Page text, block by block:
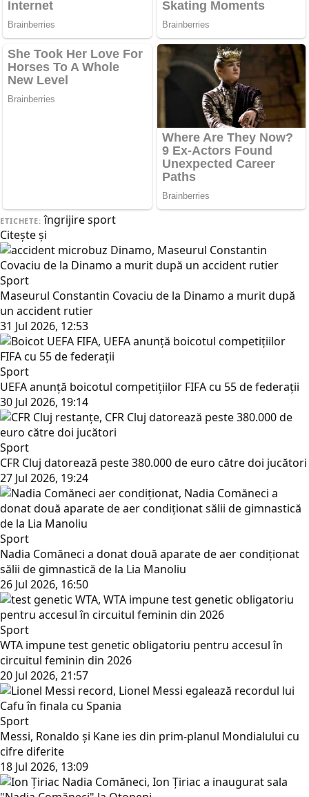
ETICHETE: îngrijiresport
Citește și
Sport
Maseurul Constantin Covaciu de la Dinamo a murit după
un accident rutier
31 Jul 2026, 12:53
Sport
UEFA anunță boicotul competițiilor FIFA cu 55 de federații
30 Jul 2026, 19:14
Sport
CFR Cluj datorează peste 380.000 de euro către doi jucători
27 Jul 2026, 19:24
Sport
Nadia Comăneci a donat două aparate de aer condiționat
sălii de gimnastică de la Lia Manoliu
26 Jul 2026, 16:50
Sport
WTA impune test genetic obligatoriu pentru accesul în
circuitul feminin din 2026
20 Jul 2026, 21:57
Sport
Messi, Ronaldo și Kane ies din prim-planul Mondialului cu
cifre diferite
18 Jul 2026, 13:09